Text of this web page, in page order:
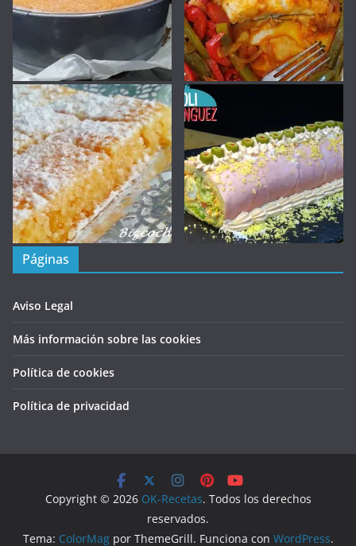
Páginas
Aviso Legal
Más información sobre las cookies
Política de cookies
Política de privacidad
Copyright © 2026 OK-Recetas. Todos los derechos
reservados.
Tema: ColorMagpor ThemeGrill. Funciona con WordPress.